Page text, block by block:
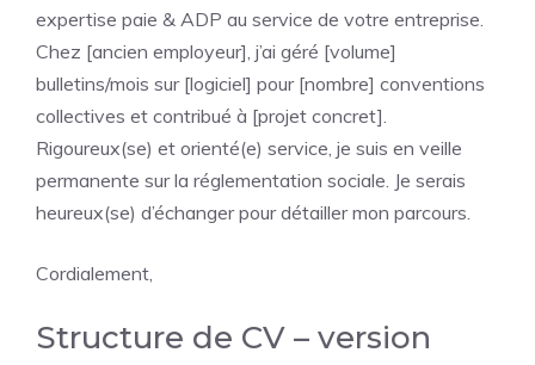
expertise paie & ADP au service de votre entreprise.
Chez [ancien employeur], j’ai géré [volume]
bulletins/mois sur [logiciel] pour [nombre] conventions
collectives et contribué à [projet concret].
Rigoureux(se) et orienté(e) service, je suis en veille
permanente sur la réglementation sociale. Je serais
heureux(se) d’échanger pour détailler mon parcours.
Cordialement,
Structure de CV – version